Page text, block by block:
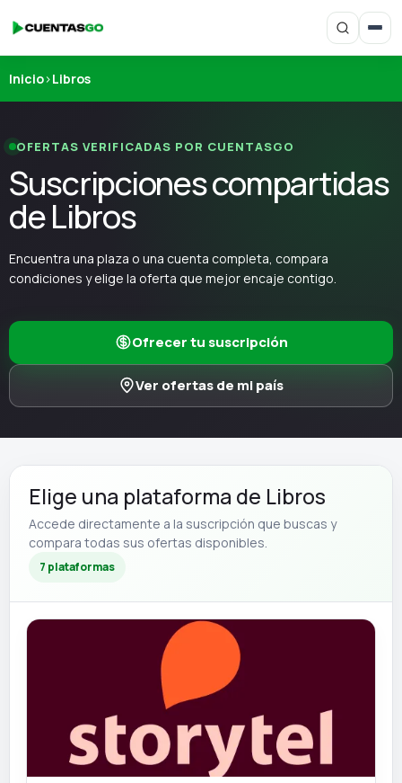
Inicio›Libros
OFERTAS VERIFICADAS POR CUENTASGO
Suscripciones compartidas
de Libros
Encuentra una plaza o una cuenta completa, compara
condiciones y elige la oferta que mejor encaje contigo.
Ofrecer tu suscripción
Ver ofertas de mi país
Elige una plataforma de Libros
Accede directamente a la suscripción que buscas y
compara todas sus ofertas disponibles.
7 plataformas